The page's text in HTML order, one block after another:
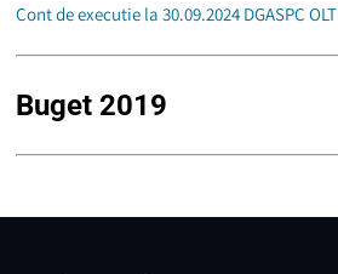
Cont de executie la 30.09.2024 DGASPC OLT
Buget 2019